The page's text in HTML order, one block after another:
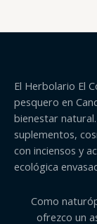
El Herbolario El
pesquero en
bienestar
suplementos,
con inciensos y
ecológica
Como
ofrezco un